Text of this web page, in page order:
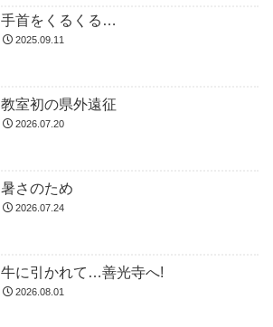
手首をくるくる…
2025.09.11
教室初の県外遠征
2026.07.20
暑さのため
2026.07.24
牛に引かれて…善光寺へ!
2026.08.01